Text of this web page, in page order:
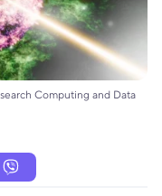
Computing and Data